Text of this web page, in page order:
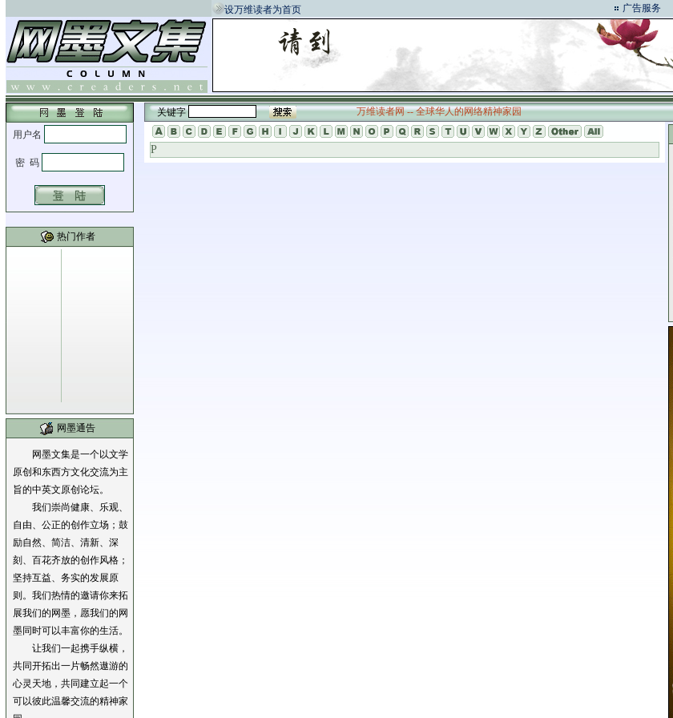
设万维读者为首页 广告服务
热门作者
网墨通告
网墨文集是一个以文学
原创和东西方文化交流为主
旨的中英文原创论坛。
我们崇尚健康、乐观、
自由、公正的创作立场；鼓
励自然、简洁、清新、深
刻、百花齐放的创作风格；
坚持互益、务实的发展原
则。我们热情的邀请你来拓
展我们的网墨，愿我们的网
墨同时可以丰富你的生活。
让我们一起携手纵横，
共同开拓出一片畅然遨游的
心灵天地，共同建立起一个
可以彼此温馨交流的精神家
关键字 万维读者网 -- 全球华人的网络精神家园
P